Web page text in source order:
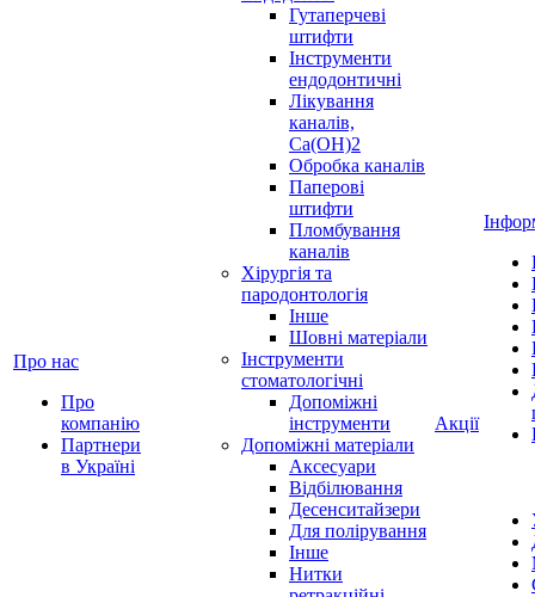
Про нас
Про
компанію
Партнери
в Україні
Гутаперчеві
штифти
Інструменти
ендодонтичні
Лікування
каналів,
Ca(OH)2
Обробка каналів
Паперові
штифти
Пломбування
каналів
Хірургія та
пародонтологія
Інше
Шовні матеріали
Інструменти
стоматологічні
Допоміжні
інструменти
Допоміжні матеріали
Аксесуари
Відбілювання
Десенситайзери
Для полірування
Інше
Нитки
Акції